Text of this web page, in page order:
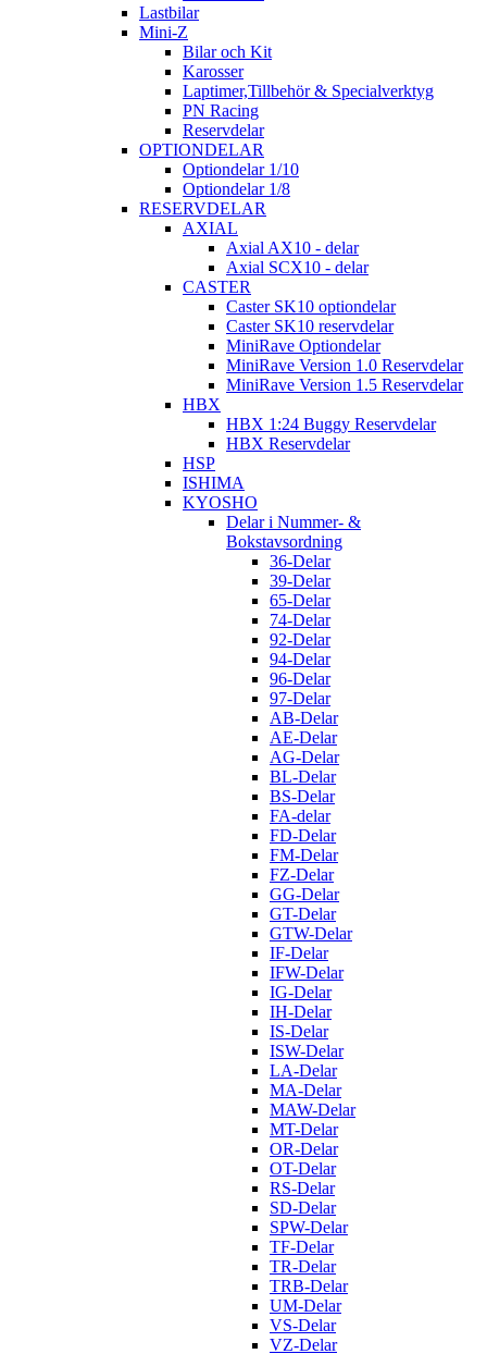
Lastbilar
Mini-Z
Bilar och Kit
Karosser
Laptimer,Tillbehör & Specialverktyg
PN Racing
Reservdelar
OPTIONDELAR
Optiondelar 1/10
Optiondelar 1/8
RESERVDELAR
AXIAL
Axial AX10 - delar
Axial SCX10 - delar
CASTER
Caster SK10 optiondelar
Caster SK10 reservdelar
MiniRave Optiondelar
MiniRave Version 1.0 Reservdelar
MiniRave Version 1.5 Reservdelar
HBX
HBX 1:24 Buggy Reservdelar
HBX Reservdelar
HSP
ISHIMA
KYOSHO
Delar i Nummer- &
Bokstavsordning
36-Delar
39-Delar
65-Delar
74-Delar
92-Delar
94-Delar
96-Delar
97-Delar
AB-Delar
AE-Delar
AG-Delar
BL-Delar
BS-Delar
FA-delar
FD-Delar
FM-Delar
FZ-Delar
GG-Delar
GT-Delar
GTW-Delar
IF-Delar
IFW-Delar
IG-Delar
IH-Delar
IS-Delar
ISW-Delar
LA-Delar
MA-Delar
MAW-Delar
MT-Delar
OR-Delar
OT-Delar
RS-Delar
SD-Delar
SPW-Delar
TF-Delar
TR-Delar
TRB-Delar
UM-Delar
VS-Delar
VZ-Delar